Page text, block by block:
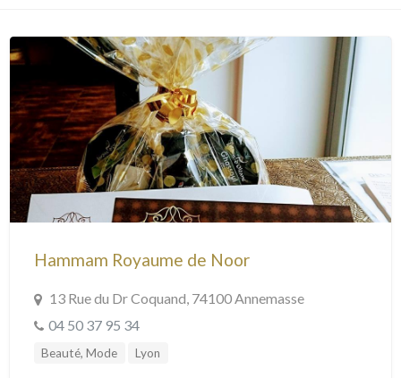
Hammam Royaume de Noor
13 Rue du Dr Coquand, 74100 Annemasse
04 50 37 95 34
Beauté, Mode Lyon